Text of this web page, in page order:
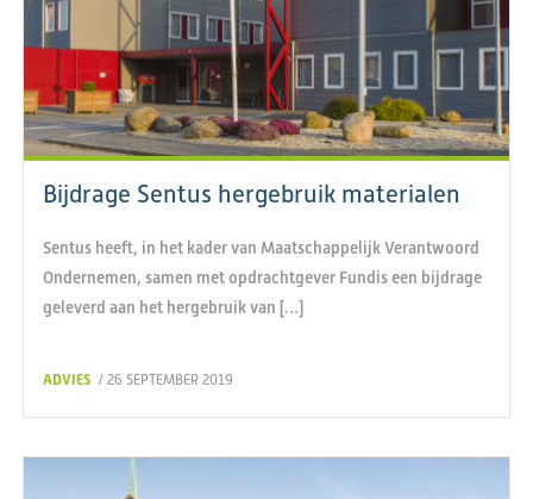
Bijdrage Sentus hergebruik materialen
Sentus heeft, in het kader van Maatschappelijk Verantwoord
Ondernemen, samen met opdrachtgever Fundis een bijdrage
geleverd aan het hergebruik van […]
ADVIES / 26 SEPTEMBER 2019